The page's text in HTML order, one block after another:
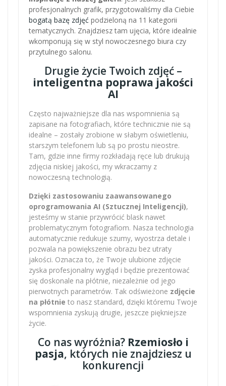
profesjonalnych grafik, przygotowaliśmy dla Ciebie
bogatą bazę zdjęć podzieloną na 11 kategorii
tematycznych. Znajdziesz tam ujęcia, które idealnie
wkomponują się w styl nowoczesnego biura czy
przytulnego salonu.
Drugie życie Twoich zdjęć –
inteligentna poprawa jakości
AI
Często najważniejsze dla nas wspomnienia są
zapisane na fotografiach, które technicznie nie są
idealne – zostały zrobione w słabym oświetleniu,
starszym telefonem lub są po prostu nieostre.
Tam, gdzie inne firmy rozkładają ręce lub drukują
zdjęcia niskiej jakości, my wkraczamy z
nowoczesną technologią.
Dzięki zastosowaniu zaawansowanego
oprogramowania AI (Sztucznej Inteligencji),
jesteśmy w stanie przywrócić blask nawet
problematycznym fotografiom. Nasza technologia
automatycznie redukuje szumy, wyostrza detale i
pozwala na powiększenie obrazu bez utraty
jakości. Oznacza to, że Twoje ulubione zdjęcie
zyska profesjonalny wygląd i będzie prezentować
się doskonale na płótnie, niezależnie od jego
pierwotnych parametrów. Tak odświeżone zdjęcie
na płótnie to nasz standard, dzięki któremu Twoje
wspomnienia zyskują drugie, jeszcze piękniejsze
życie.
Co nas wyróżnia? Rzemiosło i
pasja, których nie znajdziesz u
konkurencji